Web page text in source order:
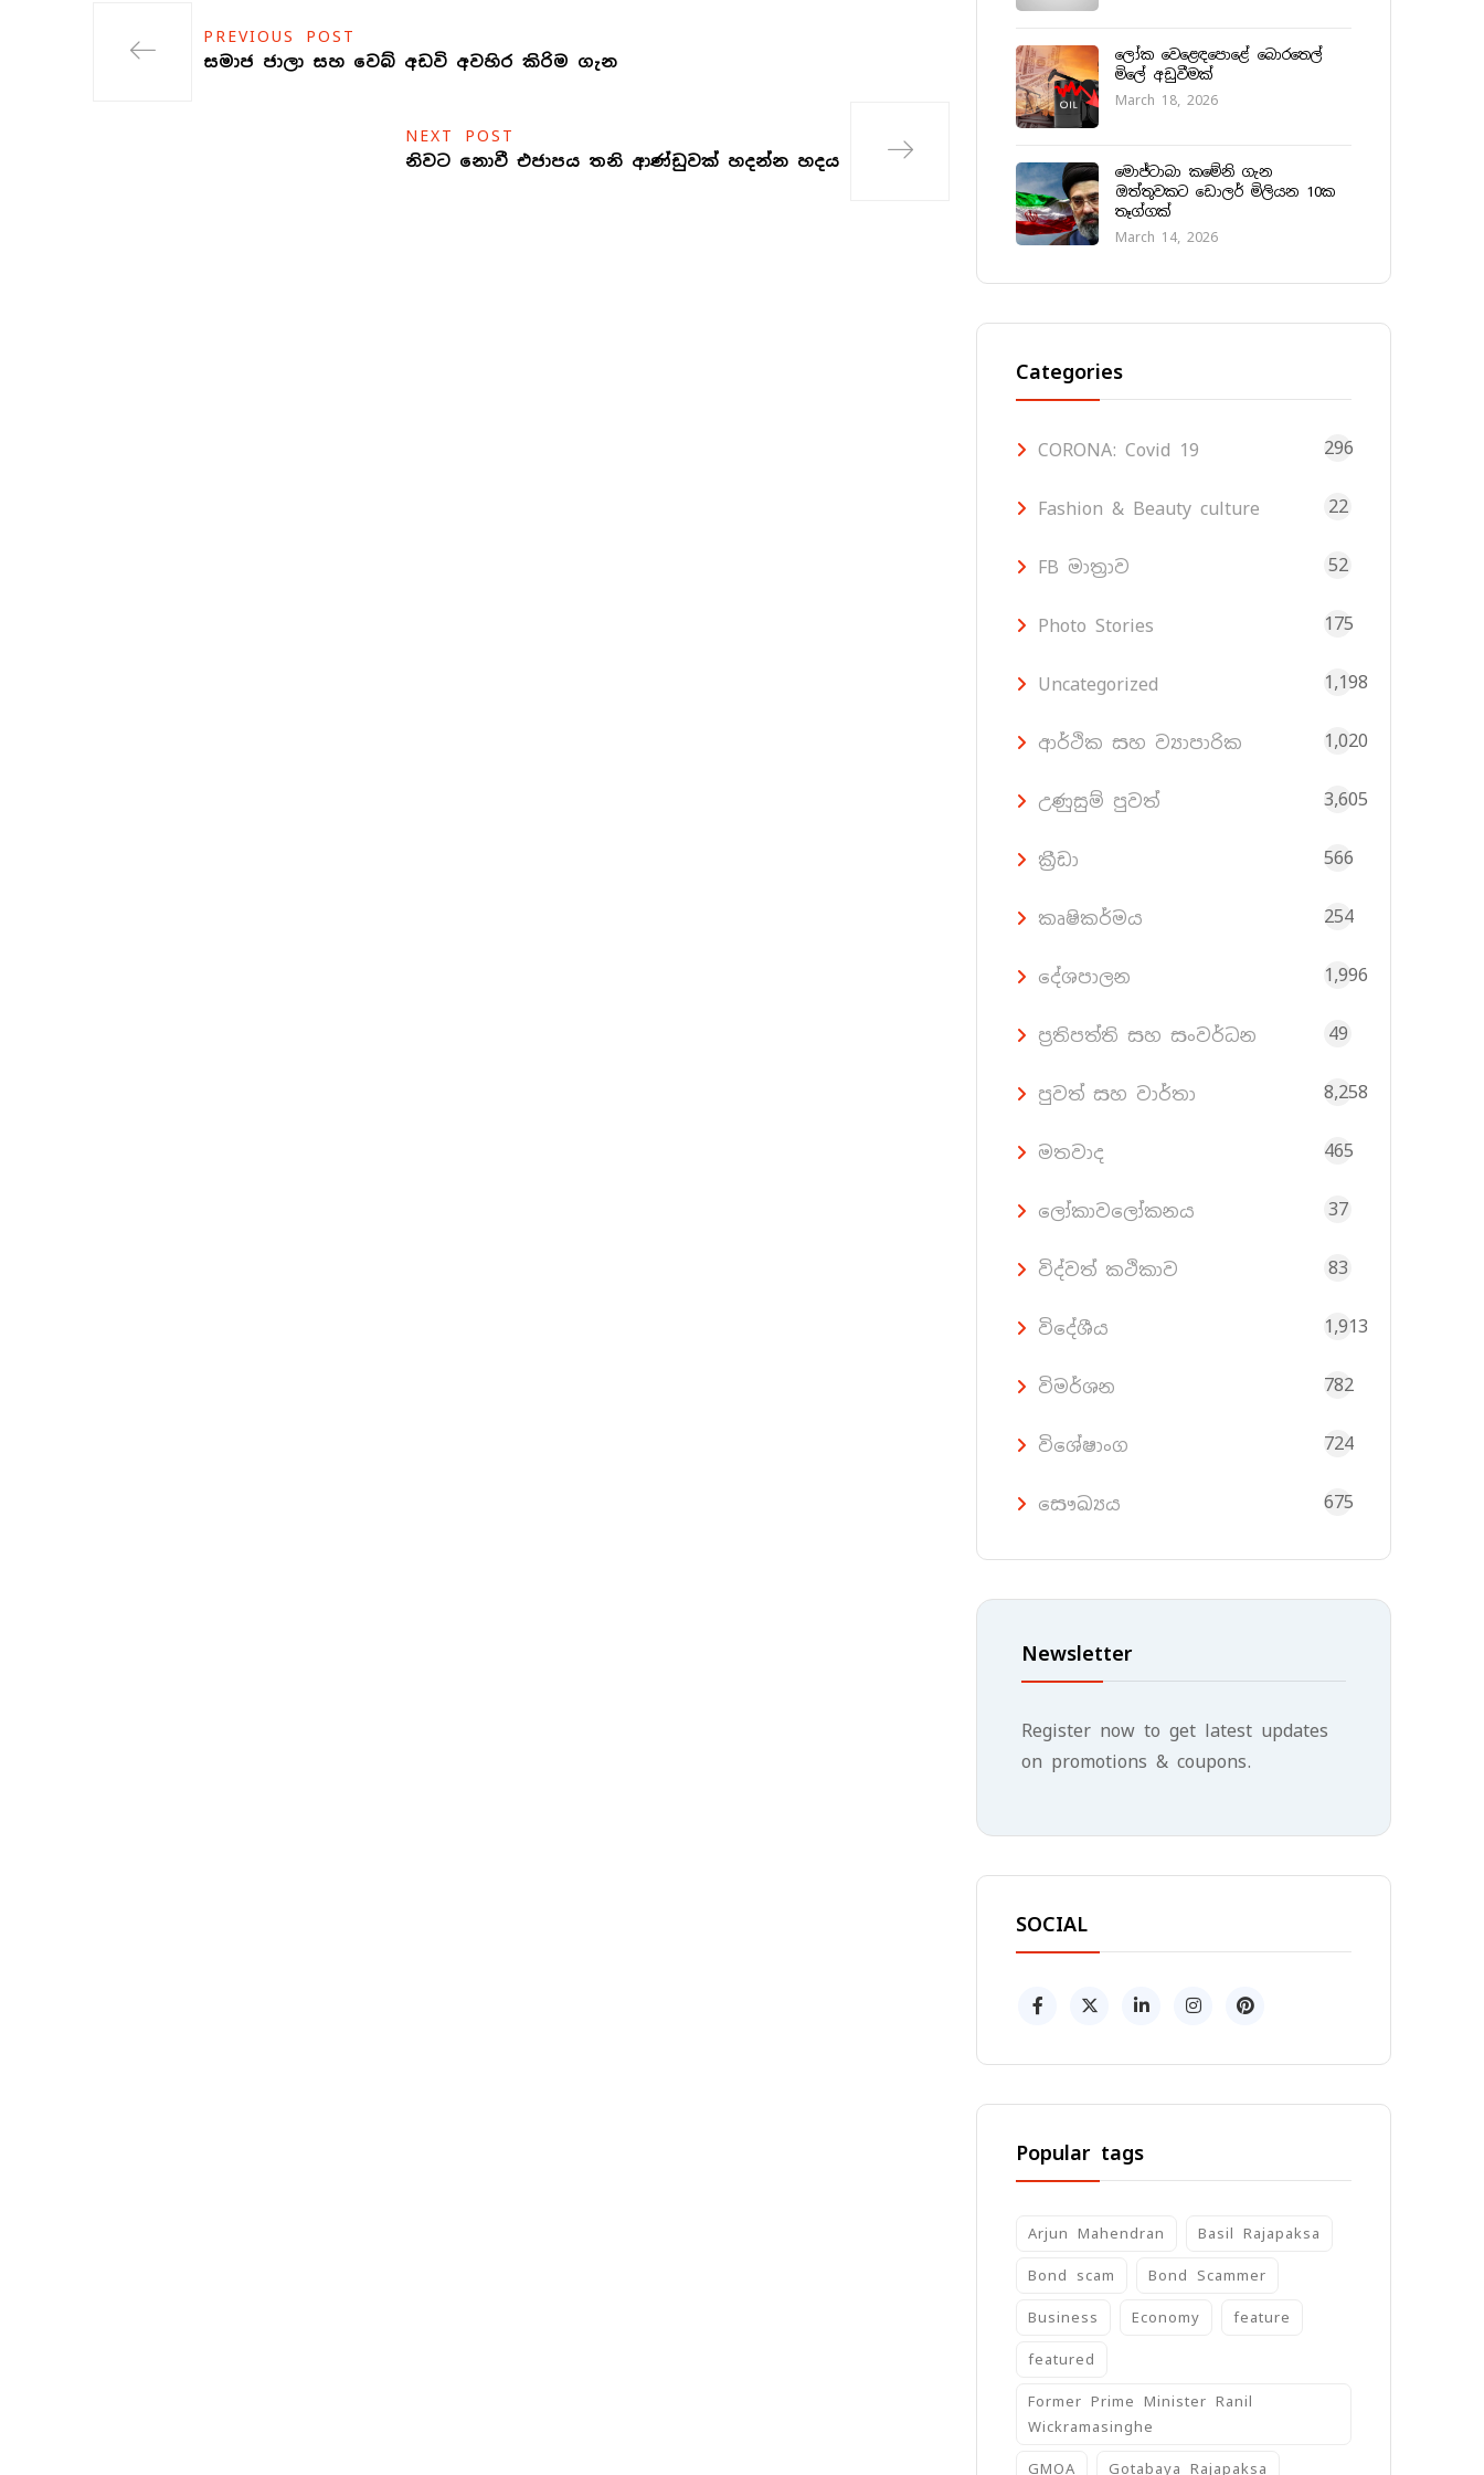
PREVIOUS POST
සමාජ ජාලා සහ වෙබ් අඩවි අවහිර කිරිම ගැන
NEXT POST
නිවට නොවී එජාපය තනි ආණ්ඩුවක් හදන්න හදය
ලෝක වෙළෙඳපොළේ බොරතෙල්
මිලේ අඩුවීමක්
March 18, 2026
මොජ්ටාබා කමේනි ගැන
ඔත්තුවකට ඩොලර් මිලියන 10ක
තෑග්ගක්
March 14, 2026
Categories
CORONA: Covid 19 296
Fashion & Beauty culture 22
FB මාත්‍රාව 52
Photo Stories 175
Uncategorized 1,198
ආර්ථික සහ ව්‍යාපාරික 1,020
උණුසුම් පුවත් 3,605
ක්‍රීඩා 566
කෘෂිකර්මය 254
දේශපාලන 1,996
ප්‍රතිපත්ති සහ සංවර්ධන 49
පුවත් සහ වාර්තා 8,258
මතවාද 465
ලෝකාවලෝකනය 37
විද්වත් කථිකාව 83
විදේශීය 1,913
විමර්ශන 782
විශේෂාංග 724
සෞඛ්‍යය 675
Newsletter
Register now to get latest updates
on promotions & coupons.
SOCIAL
Popular tags
Arjun Mahendran Basil Rajapaksa
Bond scam Bond Scammer
Business Economy feature
featured
Former Prime Minister Ranil
Wickramasinghe
GMOA Gotabaya Rajapaksa